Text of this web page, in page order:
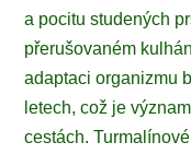
a pocitu studených
přerušovaném
adaptaci organizmu
letech, což je
cestách.